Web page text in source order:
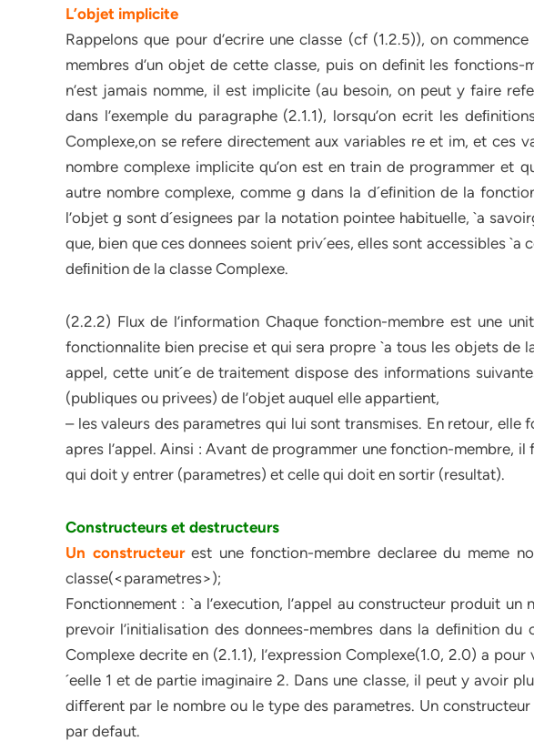
L’objet implicite
Rappelons que pour d’ecrire une classe (cf (1.2.5)), on
membres d’un objet de cette classe, puis on deﬁnit les
n’est jamais nomme, il est implicite (au besoin, on peut y faire
dans l’exemple du paragraphe (2.1.1), lorsqu’on ecrit les
Complexe,on se refere directement aux variables re et im, et ces
nombre complexe implicite qu’on est en train de programmer et
autre nombre complexe, comme g dans la d´eﬁnition de la
l’objet g sont d´esignees par la notation pointee habituelle, `a
que, bien que ces donnees soient priv´ees, elles sont accessibles `a
deﬁnition de la classe Complexe.
(2.2.2) Flux de l’information Chaque fonction-membre est une
fonctionnalite bien precise et qui sera propre `a tous les objets de
appel, cette unit´e de traitement dispose des informations
(publiques ou privees) de l’objet auquel elle appartient,
– les valeurs des parametres qui lui sont transmises. En retour,
apres l’appel. Ainsi : Avant de programmer une fonction-membre,
qui doit y entrer (parametres) et celle qui doit en sortir (resultat).
Constructeurs et destructeurs
Un constructeur est une fonction-membre declaree du meme
classe(<parametres>);
Fonctionnement : `a l’execution, l’appel au constructeur produit
prevoir l’initialisation des donnees-membres dans la deﬁnition du
Complexe decrite en (2.1.1), l’expression Complexe(1.0, 2.0) a
´eelle 1 et de partie imaginaire 2. Dans une classe, il peut y avoir
diﬀerent par le nombre ou le type des parametres. Un
par defaut.